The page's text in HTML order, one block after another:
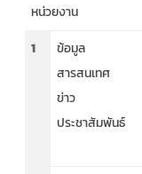
หน่วยงาน
1
ข้อมูล
สารสนเทศ
ข่าว
ประชาสัมพันธ์